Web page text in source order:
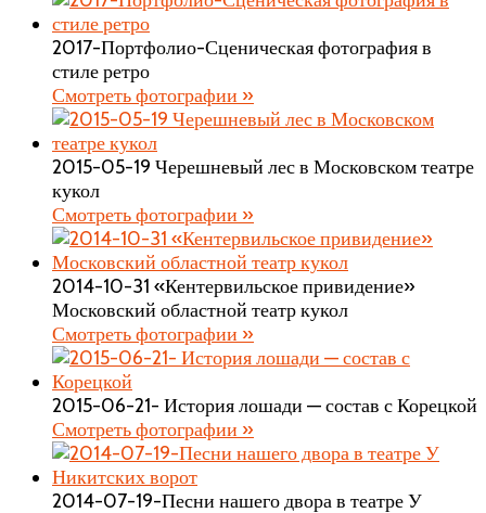
2017-Портфолио-Сценическая фотография в
стиле ретро
Смотреть фотографии »
2015-05-19 Черешневый лес в Московском театре
кукол
Смотреть фотографии »
2014-10-31 «Кентервильское привидение»
Московский областной театр кукол
Смотреть фотографии »
2015-06-21- История лошади — состав с Корецкой
Смотреть фотографии »
2014-07-19-Песни нашего двора в театре У